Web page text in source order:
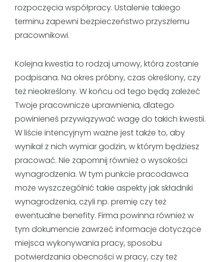
rozpoczęcia współpracy. Ustalenie takiego
terminu zapewni bezpieczeństwo przyszłemu
pracownikowi.
Kolejna kwestia to rodzaj umowy, która zostanie
podpisana. Na okres próbny, czas określony, czy
też nieokreślony. W końcu od tego będą zależeć
Twoje pracownicze uprawnienia, dlatego
powinieneś przywiązywać wagę do takich kwestii.
W liście intencyjnym ważne jest także to, aby
wynikał z nich wymiar godzin, w którym będziesz
pracować. Nie zapomnij również o wysokości
wynagrodzenia. W tym punkcie pracodawca
może wyszczególnić takie aspekty jak składniki
wynagrodzenia, czyli np. premię czy też
ewentualne benefity. Firma powinna również w
tym dokumencie zawrzeć informacje dotyczące
miejsca wykonywania pracy, sposobu
potwierdzania obecności w pracy, czy też